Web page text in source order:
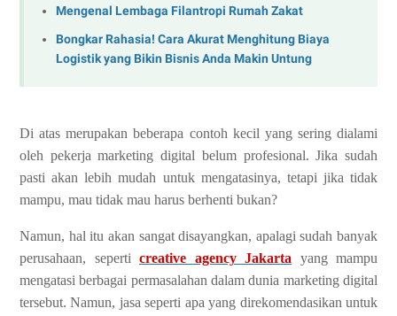
Mengenal Lembaga Filantropi Rumah Zakat
Bongkar Rahasia! Cara Akurat Menghitung Biaya
Logistik yang Bikin Bisnis Anda Makin Untung
Di atas merupakan beberapa contoh kecil yang sering dialami
oleh pekerja marketing digital belum profesional. Jika sudah
pasti akan lebih mudah untuk mengatasinya, tetapi jika tidak
mampu, mau tidak mau harus berhenti bukan?
Namun, hal itu akan sangat disayangkan, apalagi sudah banyak
perusahaan, seperti creative agency Jakarta yang mampu
mengatasi berbagai permasalahan dalam dunia marketing digital
tersebut. Namun, jasa seperti apa yang direkomendasikan untuk